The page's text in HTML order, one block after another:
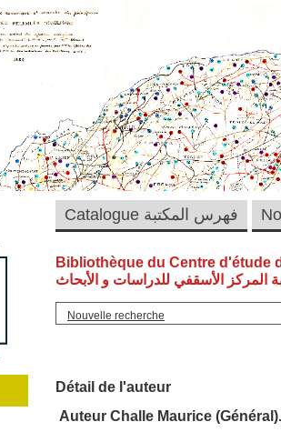
Bibliothèque du Centre d'étude
المركز الأسقفي للدراسات و الأبحاث
Nouvelle recherche
Détail de l'auteur
Auteur Challe Maurice
Catalogue فهرس المكتبة